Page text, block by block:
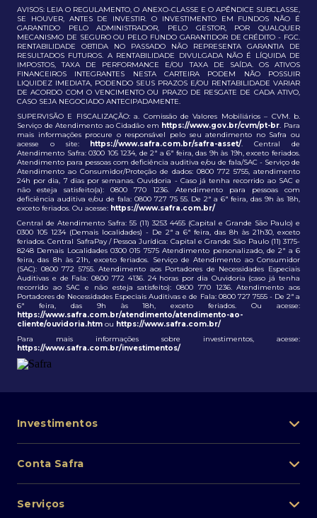
AVISOS: LEIA O REGULAMENTO, O ANEXO-CLASSE E O APÊNDICE SUBCLASSE,
SE HOUVER, ANTES DE INVESTIR. O INVESTIMENTO EM FUNDOS NÃO É
GARANTIDO PELO ADMINISTRADOR, PELO GESTOR, POR QUALQUER
MECANISMO DE SEGURO OU PELO FUNDO GARANTIDOR DE CRÉDITO - FGC.
RENTABILIDADE OBTIDA NO PASSADO NÃO REPRESENTA GARANTIA DE
RESULTADOS FUTUROS. A RENTABILIDADE DIVULGADA NÃO É LÍQUIDA DE
IMPOSTOS, TAXA DE PERFORMANCE E/OU TAXA DE SAÍDA. OS ATIVOS
FINANCEIROS INTEGRANTES NESTA CARTEIRA PODEM NÃO POSSUIR
LIQUIDEZ IMEDIATA, PODENDO SEUS PRAZOS E/OU RENTABILIDADE VARIAR
DE ACORDO COM O VENCIMENTO OU PRAZO DE RESGATE DE CADA ATIVO,
CASO SEJA NEGOCIADO ANTECIPADAMENTE.
SUPERVISÃO E FISCALIZAÇÃO: a. Comissão de Valores Mobiliários – CVM. b.
Serviço de Atendimento ao Cidadão em https://www.gov.br/cvm/pt-br. Para
mais informações procure o responsável pelo seu atendimento no Safra ou
acesse o site: https://www.safra.com.br/safra-asset/. Central de
Atendimento Safra: 0300 105 1234, de 2ª a 6ª feira, das 9h às 19h, exceto feriados.
Atendimento para pessoas com deficiência auditiva e/ou de fala/SAC - Serviço de
Atendimento ao Consumidor/Proteção de dados: 0800 772 5755, atendimento
24h por dia, 7 dias por semanas. Ouvidoria - Caso já tenha recorrido ao SAC e
não esteja satisfeito(a): 0800 770 1236. Atendimento para pessoas com
deficiência auditiva e/ou de fala: 0800 727 75 55. De 2ª a 6ª feira, das 9h às 18h,
exceto feriados. Ou acesse: https://www.safra.com.br/
Central de Atendimento Safra: 55 (11) 3253 4455 (Capital e Grande São Paulo) e
0300 105 1234 (Demais localidades) - De 2ª a 6ª feira, das 8h às 21h30, exceto
feriados. Central SafraPay / Pessoa Jurídica: Capital e Grande São Paulo (11) 3175-
8248 Demais Localidades 0300 015 7575 Atendimento personalizado, de 2ª a 6
feira, das 8h às 21h, exceto feriados. Serviço de Atendimento ao Consumidor
(SAC): 0800 772 5755. Atendimento aos Portadores de Necessidades Especiais
Auditivas e de Fala: 0800 772 4136. 24 horas por dia Ouvidoria (caso já tenha
recorrido ao SAC e não esteja satisfeito): 0800 770 1236. Atendimento aos
Portadores de Necessidades Especiais Auditivas e de Fala: 0800 727 7555 - De 2ª a
6ª feira, das 9h às 18h, exceto feriados. Ou acesse:
https://www.safra.com.br/atendimento/atendimento-ao-
cliente/ouvidoria.htm ou https://www.safra.com.br/
Para mais informações sobre investimentos, acesse:
https://www.safra.com.br/investimentos/
Investimentos
Lista de fundos de investimento
Conta Safra
Pessoa Física
Serviços